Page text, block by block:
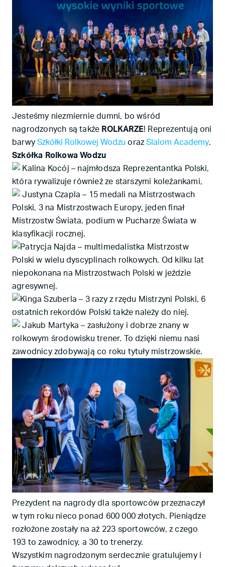
Jesteśmy niezmiernie dumni, bo wśród
nagrodzonych są także ROLKARZE! Reprezentują oni
barwySzkółki Rolkowej Wodzu orazSlalom Academy.
Szkółka Rolkowa Wodzu
Kalina Kocój – najmłodsza Reprezentantka Polski,
która rywalizuje również ze starszymi koleżankami,
Justyna Czapla – 15 medali na Mistrzostwach
Polski, 3 na Mistrzostwach Europy, jeden finał
Mistrzostw Świata, podium w Pucharze Świata w
klasyfikacji rocznej.
Patrycja Najda – multimedalistka Mistrzostw
Polski w wielu dyscyplinach rolkowych. Od kilku lat
niepokonana na Mistrzostwach Polski w jeździe
agresywnej.
Kinga Szuberla – 3 razy z rzędu Mistrzyni Polski, 6
ostatnich rekordów Polski także należy do niej.
Jakub Martyka – zasłużony i dobrze znany w
rolkowym środowisku trener. To dzięki niemu nasi
zawodnicy zdobywają co roku tytuły mistrzowskie.
Prezydent na nagrody dla sportowców przeznaczył
w tym roku nieco ponad 600 000 złotych. Pieniądze
rozłożone zostały na aż 223 sportowców, z czego
193 to zawodnicy, a 30 to trenerzy.
Wszystkim nagrodzonym serdecznie gratulujemy i